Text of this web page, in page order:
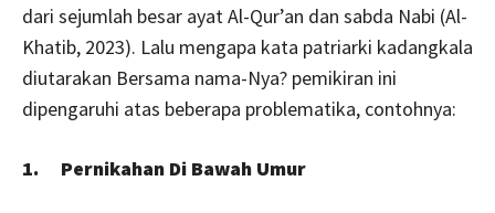
dari sejumlah besar ayat Al-Qur’an dan sabda Nabi (Al-
Khatib, 2023). Lalu mengapa kata patriarki kadangkala
diutarakan Bersama nama-Nya? pemikiran ini
dipengaruhi atas beberapa problematika, contohnya:
1. Pernikahan Di Bawah Umur